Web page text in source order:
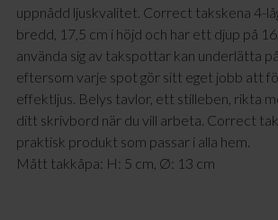
uppnådd ljuskvalitet. Correct takskena 4-
bredd, 17,5 cm i höjd och har ett djup på
använda sig av takspottar kan underlätta
eftersom varje spot gör sitt eget jobb att
effektljus. Belys tavlor, ett stilleben, rikta
ditt skrivbord när du vill arbeta. Correct
praktisk produkt som passar i alla hem.
Mått takkåpa: H: 5 cm, Ø: 13 cm